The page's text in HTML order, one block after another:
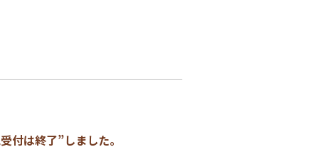
付は終了”しました。